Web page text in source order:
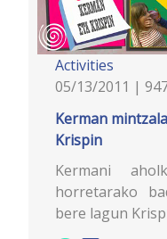
Activities
05/13/2011 |
Kerman
Krispin
Kermani
horretarako
bere lagun